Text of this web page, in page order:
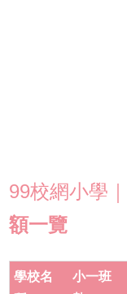
99校網小學｜
額一覽
學校名
小一班